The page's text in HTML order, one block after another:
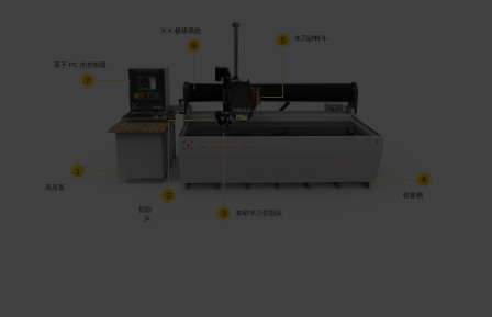
高压泵
1
切割
2
加砂水刀切割头
3
收集槽
4
水刀砂料斗
5
X-Y 横移系统
6
基于 PC 的控制器
7